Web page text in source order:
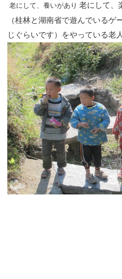
老にして、養いがあり 老にして、
（桂林と湖南省で遊んでいるゲ
じぐらいです）をやっている老